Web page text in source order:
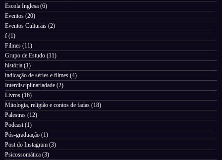
Escola Inglesa (6)
Eventos (20)
Eventos Culturais (2)
f (1)
Filmes (11)
Grupo de Estudo (11)
história (1)
indicação de séries e filmes (4)
Interdisciplinariadade (2)
Livros (16)
Mitologia, religião e contos de fadas (18)
Palestras (12)
Podcast (1)
Pós-graduação (1)
Post do Instagram (3)
Psicossomática (3)